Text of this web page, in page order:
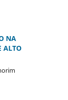
NA
ALTO